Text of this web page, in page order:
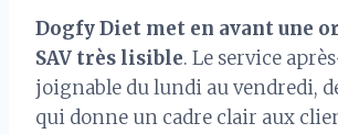
Dogfy Diet met en avant une
SAV très lisible. Le service
joignable du lundi au vendredi,
qui donne un cadre clair aux